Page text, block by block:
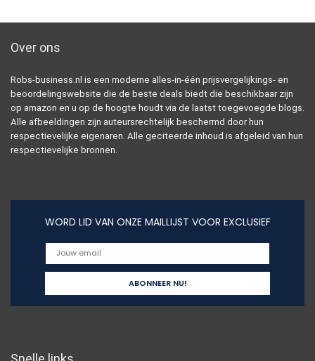
Over ons
Robs-business.nl is een moderne alles-in-één prijsvergelijkings- en
beoordelingswebsite die de beste deals biedt die beschikbaar zijn
op amazon en u op de hoogte houdt via de laatst toegevoegde blogs.
Alle afbeeldingen zijn auteursrechtelijk beschermd door hun
respectievelijke eigenaren. Alle geciteerde inhoud is afgeleid van hun
respectievelijke bronnen.
WORD LID VAN ONZE MAILLIJST VOOR EXCLUSIEF